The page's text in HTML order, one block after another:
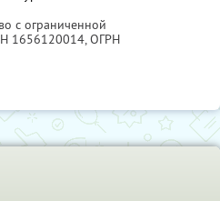
с ограниченной
1656120014, ОГРН